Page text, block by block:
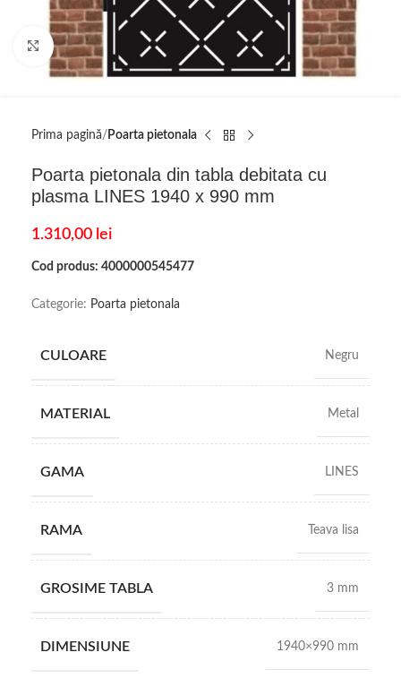
Click to enlarge
Prima pagină Poarta pietonala
Poarta pietonala din tabla debitata cu
plasma LINES 1940 x 990 mm
1.310,00 lei
Cod produs: 4000000545477
Categorie: Poarta pietonala
CULOARE Negru
MATERIAL Metal
GAMA LINES
RAMA Teava lisa
GROSIME TABLA 3 mm
DIMENSIUNE 1940×990 mm